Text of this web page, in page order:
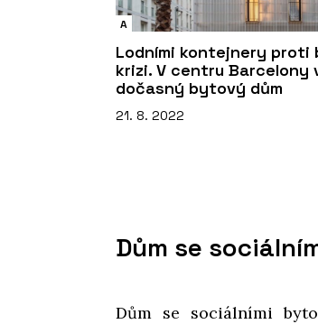
A
Lodními kontejnery proti
krizi. V centru Barcelony
dočasný bytový dům
21. 8. 2022
Dům se
Dům se sociálními